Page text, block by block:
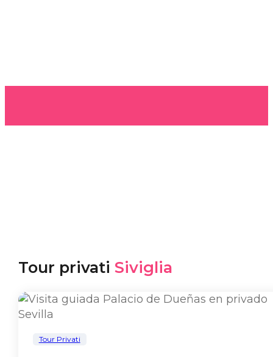
Tour privati Siviglia
Tour Privati